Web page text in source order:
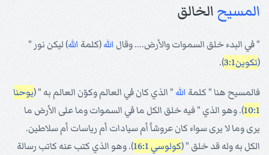
المسيحالخالق
" في البدء خلق السموات والأرض.... وقال الله(كلمة الله) ليكن نور "
(تكوين3:1 ).
فالمسيح هنا " كلمة الله " الذي كان في العالم وكوّن العالم به " (يوحنا
10:1). وهو الذي " فيه خلق الكل ما في السموات وما على الأرض ما
يرى وما لا يرى سواء كان عروشاً أم سيادات أم رياسات أم سلاطين.
الكل به وله قد خلق " (كولوسي 16:1
). وهو الذي كتب عنه كاتب رسالة